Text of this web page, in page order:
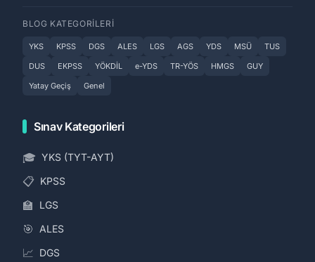
BLOG KATEGORILERI
YKS KPSS DGS ALES LGS AGS YDS MSÜ
TUS
DUS
EKPSS YÖKDİL e-YDS TR-YÖS HMGS
GUY
Yatay Geçiş
Genel
Sınav Kategorileri
🎓 YKS (TYT-AYT)
📋 KPSS
🏫 LGS
🎯 ALES
📈 DGS